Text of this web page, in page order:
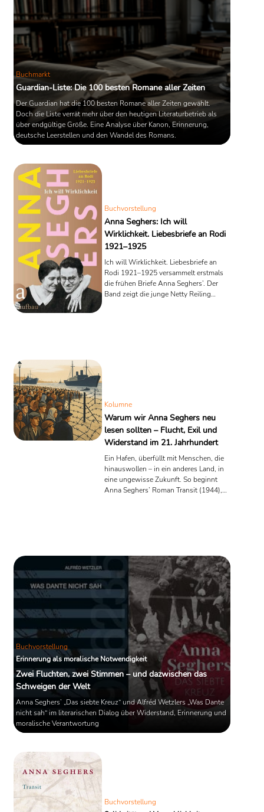
Buchmarkt
Guardian-Liste: Die 100 besten Romane aller Zeiten
Der Guardian hat die 100 besten Romane aller Zeiten gewählt.
Doch die Liste verrät mehr über den heutigen Literaturbetrieb als
über endgültige Größe. Eine Analyse über Kanon, Erinnerung,
deutsche Leerstellen und den Wandel des Romans.
Buchvorstellung
Anna Seghers: Ich will
Wirklichkeit. Liebesbriefe an Rodi
1921–1925
Ich will Wirklichkeit. Liebesbriefe an
Rodi 1921–1925 versammelt erstmals
die frühen Briefe Anna Seghers’. Der
Band zeigt die junge Netty Reiling
Kolumne
Warum wir Anna Seghers neu
lesen sollten – Flucht, Exil und
Widerstand im 21. Jahrhundert
Ein Hafen, überfüllt mit Menschen, die
hinauswollen – in ein anderes Land, in
eine ungewisse Zukunft. So beginnt
Anna Seghers’ Roman Transit (1944),
zwischen Hoffnung und Abweisung,
zwischen Papierstapeln und
Stacheldraht.
Buchvorstellung
Erinnerung als moralische Notwendigkeit
Zwei Fluchten, zwei Stimmen – und dazwischen das
Schweigen der Welt
Anna Seghers’ „Das siebte Kreuz“ und Alfréd Wetzlers „Was Dante
nicht sah“ im literarischen Dialog über Widerstand, Erinnerung und
moralische Verantwortung
Buchvorstellung